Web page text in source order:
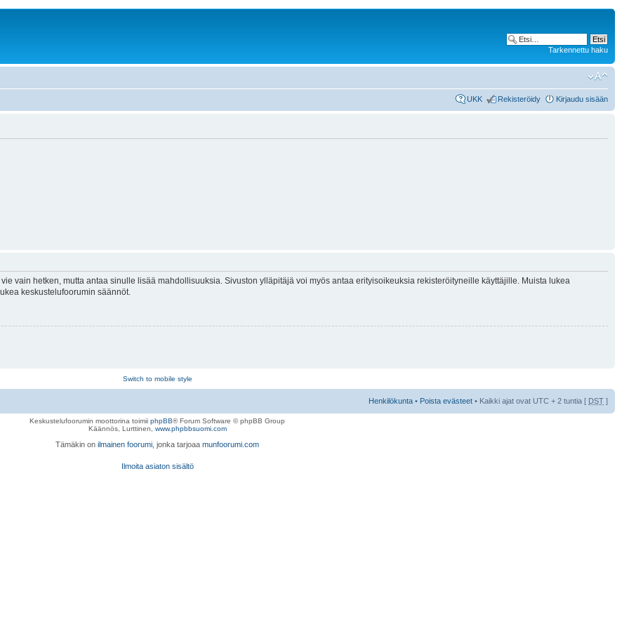
Tarkennettu haku
UKK Rekisteröidy Kirjaudu sisään
vain hetken, mutta antaa sinulle lisää mahdollisuuksia. Sivuston ylläpitäjä voi myös antaa erityisoikeuksia rekisteröityneille käyttäjille. Muista lukea
keskustelufoorumin säännöt.
Switch to mobile style
Henkilökunta • Poista evästeet • Kaikki ajat ovat UTC + 2 tuntia [ DST ]
Keskustelufoorumin moottorina toimii phpBB® Forum Software © phpBB Group
Käännös, Lurttinen, www.phpbbsuomi.com
Tämäkin on ilmainen foorumi , jonka tarjoaa munfoorumi.com
Ilmoita asiaton sisältö